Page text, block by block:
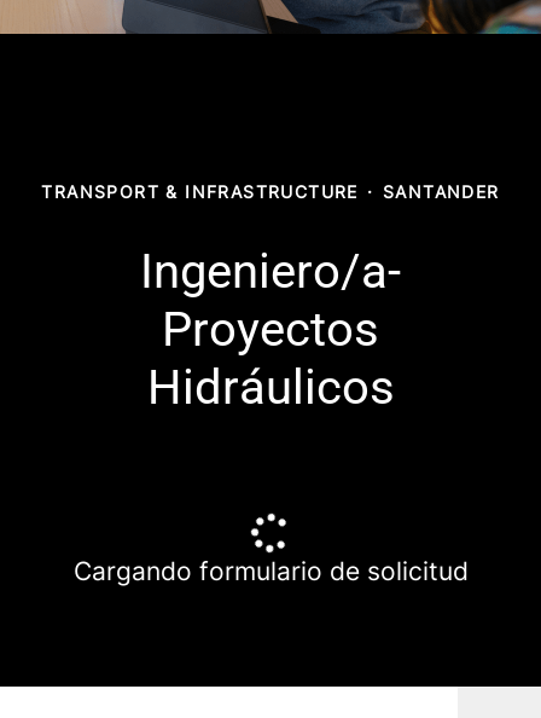
TRANSPORT & INFRASTRUCTURE · SANTANDER
Ingeniero/a-
Proyectos
Hidráulicos
Cargando formulario de solicitud